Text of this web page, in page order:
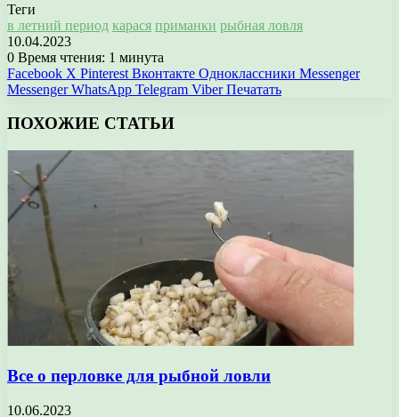
Теги
в летний период карася приманки рыбная ловля
10.04.2023
0 Время чтения: 1 минута
Facebook X Pinterest Вконтакте Одноклассники Messenger
Messenger WhatsApp Telegram Viber Печатать
ПОХОЖИЕ СТАТЬИ
Все о перловке для рыбной ловли
10.06.2023